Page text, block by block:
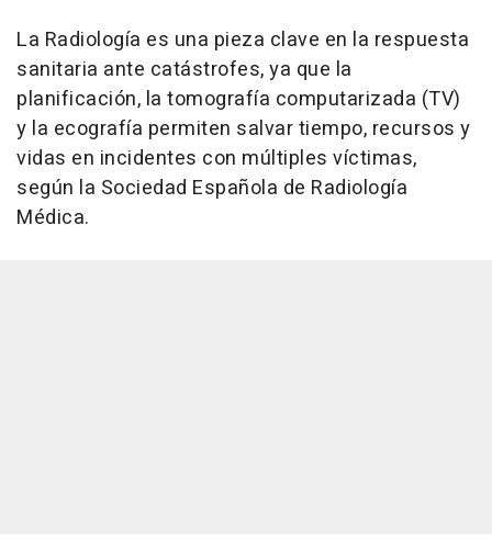
La Radiología es una pieza clave en la respuesta
sanitaria ante catástrofes, ya que la
planificación, la tomografía computarizada (TV)
y la ecografía permiten salvar tiempo, recursos y
vidas en incidentes con múltiples víctimas,
según la Sociedad Española de Radiología
Médica.